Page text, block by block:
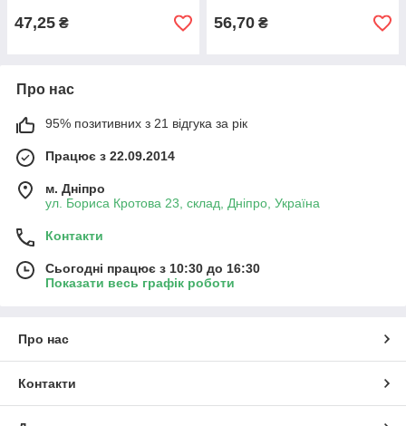
47,25 ₴ 56,70 ₴
Про нас
95% позитивних з 21 відгука за рік
Працює з 22.09.2014
м. Дніпро
ул. Бориса Кротова 23, склад, Дніпро, Україна
Контакти
Сьогодні працює з 10:30 до 16:30
Показати весь графік роботи
Про нас
Контакти